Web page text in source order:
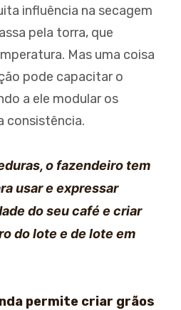
influência na secagem
pela torra, que
Mas uma coisa
pode capacitar o
a ele modular os
consistência.
o fazendeiro tem
usar e expressar
do seu café e criar
do lote e de lote em
permite criar grãos